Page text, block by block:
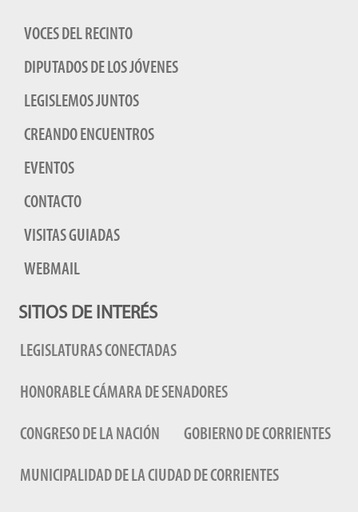
VOCES DEL RECINTO
DIPUTADOS DE LOS JÓVENES
LEGISLEMOS JUNTOS
CREANDO ENCUENTROS
EVENTOS
CONTACTO
VISITAS GUIADAS
WEBMAIL
SITIOS DE INTERÉS
LEGISLATURAS CONECTADAS
HONORABLE CÁMARA DE SENADORES
CONGRESO DE LA NACIÓN GOBIERNO DE CORRIENTES
MUNICIPALIDAD DE LA CIUDAD DE CORRIENTES